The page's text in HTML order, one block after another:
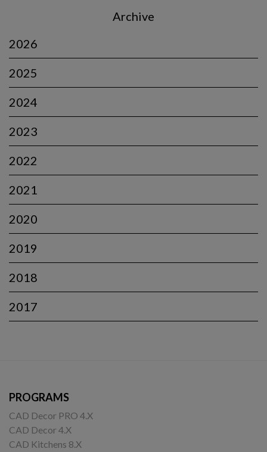
Archive
2026
2025
2024
2023
2022
2021
2020
2019
2018
2017
PROGRAMS
CAD Decor PRO 4.X
CAD Decor 4.X
CAD Kitchens 8.X